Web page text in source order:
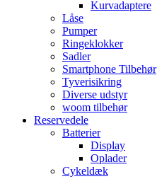
Kurvadaptere
Låse
Pumper
Ringeklokker
Sadler
Smartphone Tilbehør
Tyverisikring
Diverse udstyr
woom tilbehør
Reservedele
Batterier
Display
Oplader
Cykeldæk